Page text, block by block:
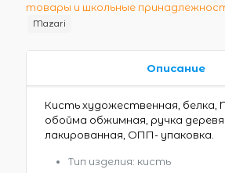
товары и школьные
Mazari
Описание
Кисть художественная, белка,
обойма обжимная, ручка
лакированная, ОПП- упаковка.
Тип изделия: кисть